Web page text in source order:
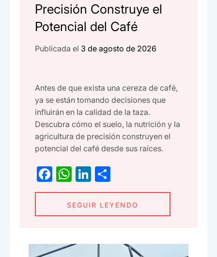
Precisión Construye el
Potencial del Café
Publicada el 3 de agosto de 2026
Antes de que exista una cereza de café,
ya se están tomando decisiones que
influirán en la calidad de la taza.
Descubra cómo el suelo, la nutrición y la
agricultura de precisión construyen el
potencial del café desde sus raíces.
F
a
e
o
W
h
at
s
p
Li
n
ke
dI
o
m
p
SEGUIR LEYENDO